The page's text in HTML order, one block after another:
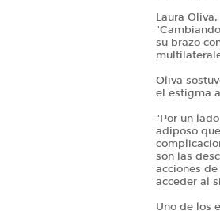
Laura
su brazo
Oliva
el estigma
"Por un
adiposo
son las
acciones
acceder al
Uno de los